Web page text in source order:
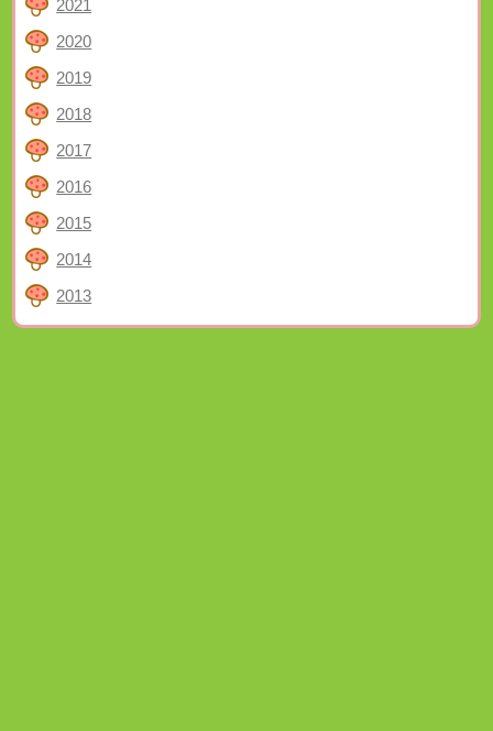
2021
2020
2019
2018
2017
2016
2015
2014
2013